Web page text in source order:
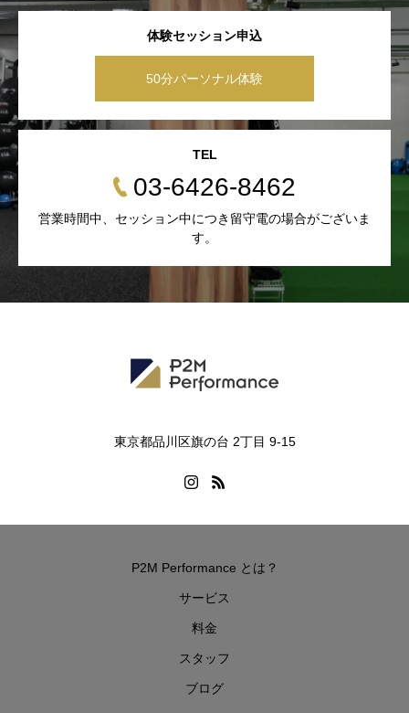
体験セッション申込
50分パーソナル体験
TEL
03-6426-8462
営業時間中、セッション中につき留守電の場合がございま
す。
東京都品川区旗の台 2丁目 9-15
P2M Performance とは？
サービス
料金
スタッフ
ブログ